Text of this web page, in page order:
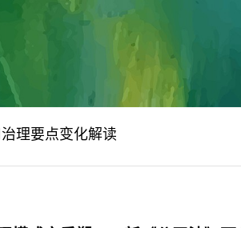
理要点变化解读